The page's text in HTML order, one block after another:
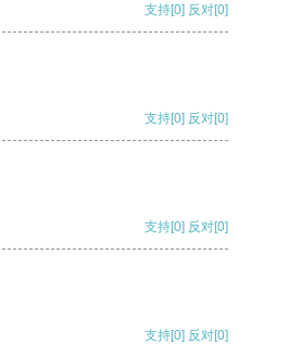
支持[0] 反对[0]
支持[0] 反对[0]
支持[0] 反对[0]
支持[0] 反对[0]